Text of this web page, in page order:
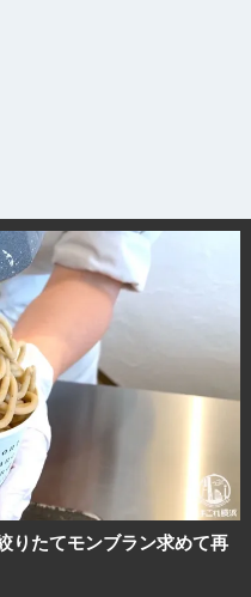
りたてモンブラン求めて再